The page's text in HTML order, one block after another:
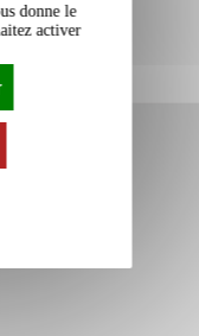
donne le
activer